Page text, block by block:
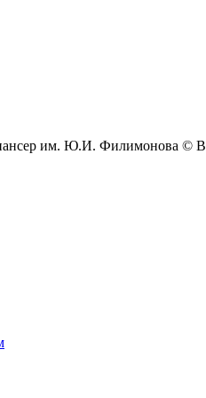
им. Ю.И. Филимонова ©